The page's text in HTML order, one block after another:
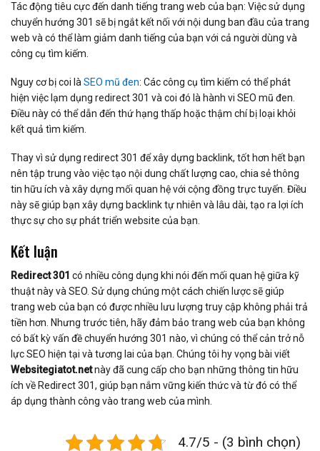
Tác động tiêu cực đến danh tiếng trang web của bạn: Việc sử dụng
chuyển hướng 301 sẽ bị ngắt kết nối với nội dung ban đầu của trang
web và có thể làm giảm danh tiếng của bạn với cả người dùng và
công cụ tìm kiếm.
Nguy cơ bị coi làSEO mũ đen: Các công cụ tìm kiếm có thể phát
hiện việc lạm dụng redirect 301 và coi đó là hành vi SEO mũ đen.
Điều này có thể dẫn đến thứ hạng thấp hoặc thậm chí bị loại khỏi
kết quả tìm kiếm.
Thay vì sử dụng redirect 301 để xây dựng backlink, tốt hơn hết bạn
nên tập trung vào việc tạo nội dung chất lượng cao, chia sẻ thông
tin hữu ích và xây dựng mối quan hệ với cộng đồng trực tuyến. Điều
này sẽ giúp bạn xây dựng backlink tự nhiên và lâu dài, tạo ra lợi ích
thực sự cho sự phát triển website của bạn.
Kết luận
Redirect 301 có nhiều công dụng khi nói đến mối quan hệ giữa kỹ
thuật này và SEO. Sử dụng chúng một cách chiến lược sẽ giúp
trang web của bạn có được nhiều lưu lượng truy cập không phải trả
tiền hơn. Nhưng trước tiên, hãy đảm bảo trang web của bạn không
có bất kỳ vấn đề chuyển hướng 301 nào, vì chúng có thể cản trở nỗ
lực SEO hiện tại và tương lai của bạn. Chúng tôi hy vọng bài viết
Websitegiatot.netnày đã cung cấp cho bạn những thông tin hữu
ích về Redirect 301, giúp bạn nắm vững kiến ​​thức và từ đó có thể
áp dụng thành công vào trang web của mình.
4.7/5 - (3 bình chọn)